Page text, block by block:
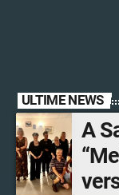
ULTIME NEWS
A